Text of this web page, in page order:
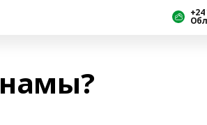
+24